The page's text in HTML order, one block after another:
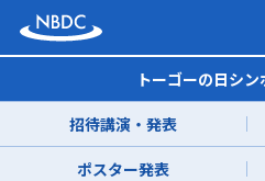
トーゴーの日シ
招待講演・発表
ポスター発表